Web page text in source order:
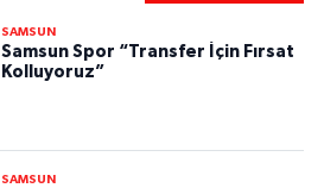
SAMSUN
Samsun Spor “Transfer İçin Fırsat
Kolluyoruz”
SAMSUN